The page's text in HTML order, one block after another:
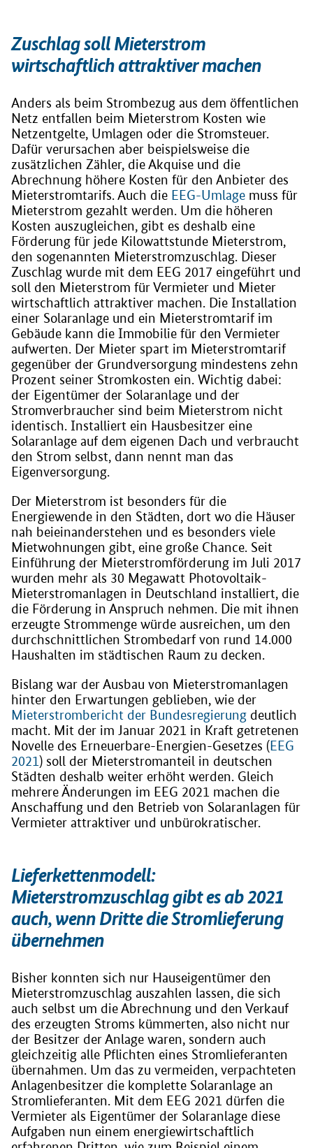
Zuschlag soll Mieterstrom
wirtschaftlich attraktiver machen
Anders als beim Strombezug aus dem öffentlichen
Netz entfallen beim Mieterstrom Kosten wie
Netzentgelte, Umlagen oder die Stromsteuer.
Dafür verursachen aber beispielsweise die
zusätzlichen Zähler, die Akquise und die
Abrechnung höhere Kosten für den Anbieter des
Mieterstromtarifs. Auch die EEG-Umlage muss für
Mieterstrom gezahlt werden. Um die höheren
Kosten auszugleichen, gibt es deshalb eine
Förderung für jede Kilowattstunde Mieterstrom,
den sogenannten Mieterstromzuschlag. Dieser
Zuschlag wurde mit dem EEG 2017 eingeführt und
soll den Mieterstrom für Vermieter und Mieter
wirtschaftlich attraktiver machen. Die Installation
einer Solaranlage und ein Mieterstromtarif im
Gebäude kann die Immobilie für den Vermieter
aufwerten. Der Mieter spart im Mieterstromtarif
gegenüber der Grundversorgung mindestens zehn
Prozent seiner Stromkosten ein. Wichtig dabei:
der Eigentümer der Solaranlage und der
Stromverbraucher sind beim Mieterstrom nicht
identisch. Installiert ein Hausbesitzer eine
Solaranlage auf dem eigenen Dach und verbraucht
den Strom selbst, dann nennt man das
Eigenversorgung.
Der Mieterstrom ist besonders für die
Energiewende in den Städten, dort wo die Häuser
nah beieinanderstehen und es besonders viele
Mietwohnungen gibt, eine große Chance. Seit
Einführung der Mieterstromförderung im Juli 2017
wurden mehr als 30 Megawatt Photovoltaik-
Mieterstromanlagen in Deutschland installiert, die
die Förderung in Anspruch nehmen. Die mit ihnen
erzeugte Strommenge würde ausreichen, um den
durchschnittlichen Strombedarf von rund 14.000
Haushalten im städtischen Raum zu decken.
Bislang war der Ausbau von Mieterstromanlagen
hinter den Erwartungen geblieben, wie der
Mieterstrombericht der Bundesregierung deutlich
macht. Mit der im Januar 2021 in Kraft getretenen
Novelle des Erneuerbare-Energien-Gesetzes (EEG
2021) soll der Mieterstromanteil in deutschen
Städten deshalb weiter erhöht werden. Gleich
mehrere Änderungen im EEG 2021 machen die
Anschaffung und den Betrieb von Solaranlagen für
Vermieter attraktiver und unbürokratischer.
Lieferkettenmodell:
Mieterstromzuschlag gibt es ab 2021
auch, wenn Dritte die Stromlieferung
übernehmen
Bisher konnten sich nur Hauseigentümer den
Mieterstromzuschlag auszahlen lassen, die sich
auch selbst um die Abrechnung und den Verkauf
des erzeugten Stroms kümmerten, also nicht nur
der Besitzer der Anlage waren, sondern auch
gleichzeitig alle Pflichten eines Stromlieferanten
übernahmen. Um das zu vermeiden, verpachteten
Anlagenbesitzer die komplette Solaranlage an
Stromlieferanten. Mit dem EEG 2021 dürfen die
Vermieter als Eigentümer der Solaranlage diese
Aufgaben nun einem energiewirtschaftlich